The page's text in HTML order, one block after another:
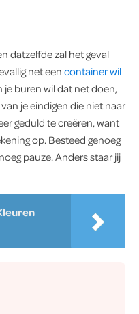
datzelfde zal het geval
net een container wil
je buren wil dat net doen,
je eindigen die niet naar
geduld te creëren, want
op. Besteed genoeg
pauze. Anders staar jij